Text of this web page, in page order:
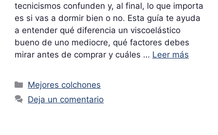
tecnicismos confunden y, al final, lo que importa
es si vas a dormir bien o no. Esta guía te ayuda
a entender qué diferencia un viscoelástico
bueno de uno mediocre, qué factores debes
mirar antes de comprar y cuáles … Leer más
Categorías
Mejores colchones
Deja un comentario